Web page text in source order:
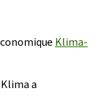
Klima-
a